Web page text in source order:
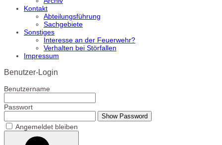
Kontakt
Abteilungsführung
Sachgebiete
Sonstiges
Interesse an der Feuerwehr?
Verhalten bei Störfallen
Impressum
Benutzer-Login
Benutzername
Passwort
Show Password
Angemeldet bleiben